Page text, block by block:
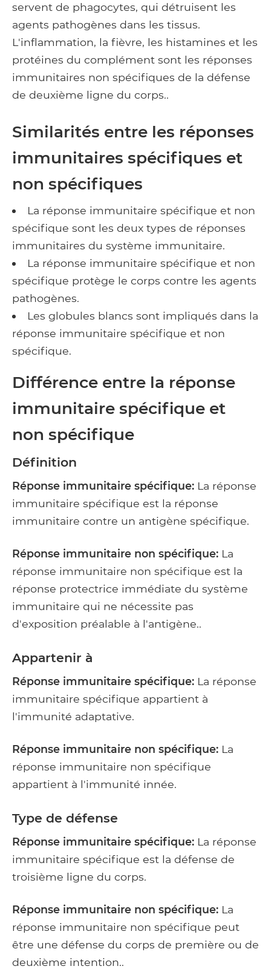
servent de phagocytes, qui détruisent les
agents pathogènes dans les tissus.
L'inflammation, la fièvre, les histamines et les
protéines du complément sont les réponses
immunitaires non spécifiques de la défense
de deuxième ligne du corps..
Similarités entre les réponses
immunitaires spécifiques et
non spécifiques
La réponse immunitaire spécifique et non
spécifique sont les deux types de réponses
immunitaires du système immunitaire.
La réponse immunitaire spécifique et non
spécifique protège le corps contre les agents
pathogènes.
Les globules blancs sont impliqués dans la
réponse immunitaire spécifique et non
spécifique.
Différence entre la réponse
immunitaire spécifique et
non spécifique
Définition
Réponse immunitaire spécifique: La réponse
immunitaire spécifique est la réponse
immunitaire contre un antigène spécifique.
Réponse immunitaire non spécifique: La
réponse immunitaire non spécifique est la
réponse protectrice immédiate du système
immunitaire qui ne nécessite pas
d'exposition préalable à l'antigène..
Appartenir à
Réponse immunitaire spécifique: La réponse
immunitaire spécifique appartient à
l'immunité adaptative.
Réponse immunitaire non spécifique: La
réponse immunitaire non spécifique
appartient à l'immunité innée.
Type de défense
Réponse immunitaire spécifique: La réponse
immunitaire spécifique est la défense de
troisième ligne du corps.
Réponse immunitaire non spécifique: La
réponse immunitaire non spécifique peut
être une défense du corps de première ou de
deuxième intention..